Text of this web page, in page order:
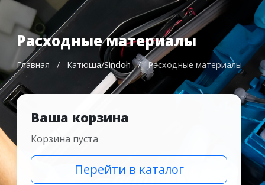
Расходные материалы
Главная / Катюша/Sindoh / Расходные материалы
Ваша корзина
Корзина пуста
Перейти в каталог